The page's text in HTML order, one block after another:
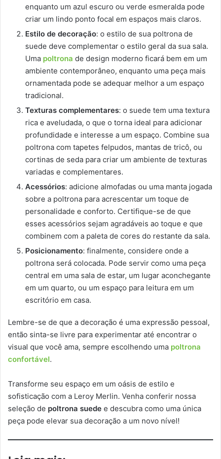
enquanto um azul escuro ou verde esmeralda pode
criar um lindo ponto focal em espaços mais claros.
Estilo de decoração: o estilo de sua poltrona de
suede deve complementar o estilo geral da sua sala.
Uma poltrona de design moderno ficará bem em um
ambiente contemporâneo, enquanto uma peça mais
ornamentada pode se adequar melhor a um espaço
tradicional.
Texturas complementares: o suede tem uma textura
rica e aveludada, o que o torna ideal para adicionar
profundidade e interesse a um espaço. Combine sua
poltrona com tapetes felpudos, mantas de tricô, ou
cortinas de seda para criar um ambiente de texturas
variadas e complementares.
Acessórios: adicione almofadas ou uma manta jogada
sobre a poltrona para acrescentar um toque de
personalidade e conforto. Certifique-se de que
esses acessórios sejam agradáveis ao toque e que
combinem com a paleta de cores do restante da sala.
Posicionamento: finalmente, considere onde a
poltrona será colocada. Pode servir como uma peça
central em uma sala de estar, um lugar aconchegante
em um quarto, ou um espaço para leitura em um
escritório em casa.
Lembre-se de que a decoração é uma expressão pessoal,
então sinta-se livre para experimentar até encontrar o
visual que você ama, sempre escolhendo uma poltrona
confortável.
Transforme seu espaço em um oásis de estilo e
sofisticação com a Leroy Merlin. Venha conferir nossa
seleção de poltrona suede e descubra como uma única
peça pode elevar sua decoração a um novo nível!